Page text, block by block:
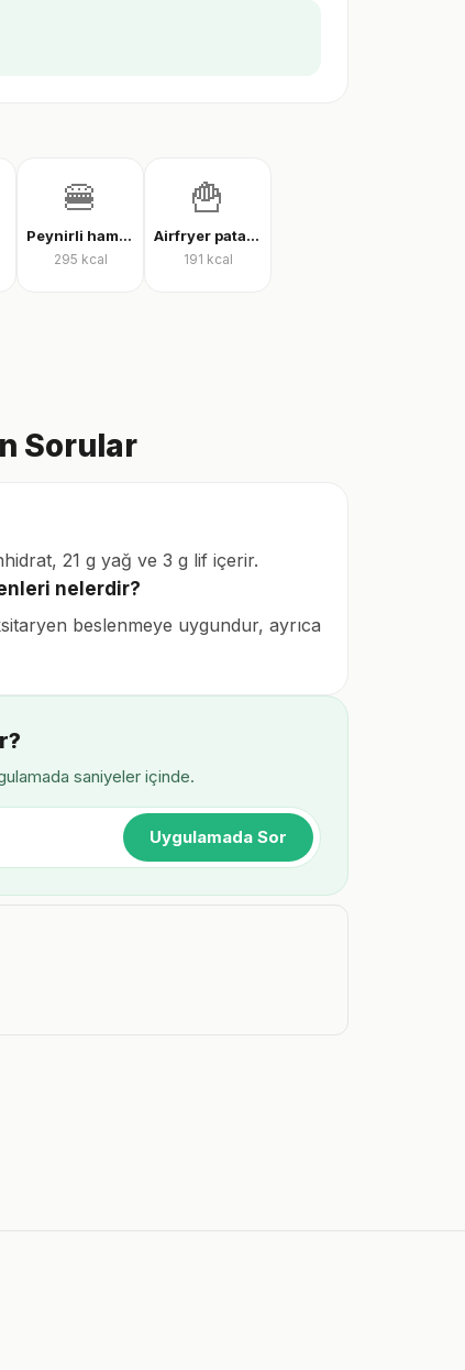
🍔
Peynirli hamburger
295 kcal
🍟
Airfryer patates kızartması
191 kcal
Sorular
21 g yağ ve 3 g lif içerir.
nelerdir?
beslenmeye uygundur, ayrıca
saniyeler içinde.
Uygulamada Sor